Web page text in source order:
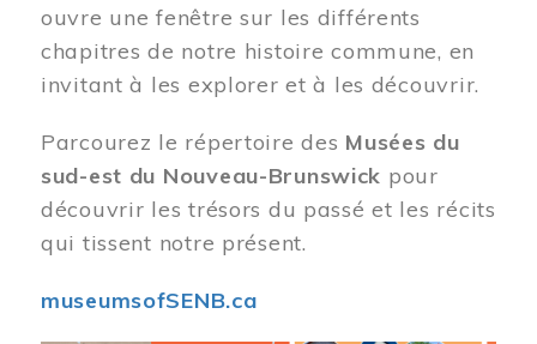
ouvre une fenêtre sur les différents
chapitres de notre histoire commune, en
invitant à les explorer et à les découvrir.
Parcourez le répertoire des Musées du
sud-est du Nouveau-Brunswick pour
découvrir les trésors du passé et les récits
qui tissent notre présent.
museumsofSENB.ca